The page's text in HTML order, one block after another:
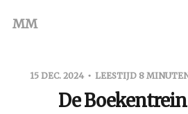
MM
15 DEC. 2024 LEESTIJD 8
De